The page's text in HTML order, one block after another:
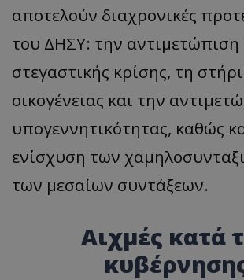
αποτελούν διαχρονικές
του ΔΗΣΥ: την αντιμετώπιση
στεγαστικής κρίσης, τη
οικογένειας και την
υπογεννητικότητας, καθώς
ενίσχυση των
των μεσαίων συντάξεων.
Αιχμές κατά